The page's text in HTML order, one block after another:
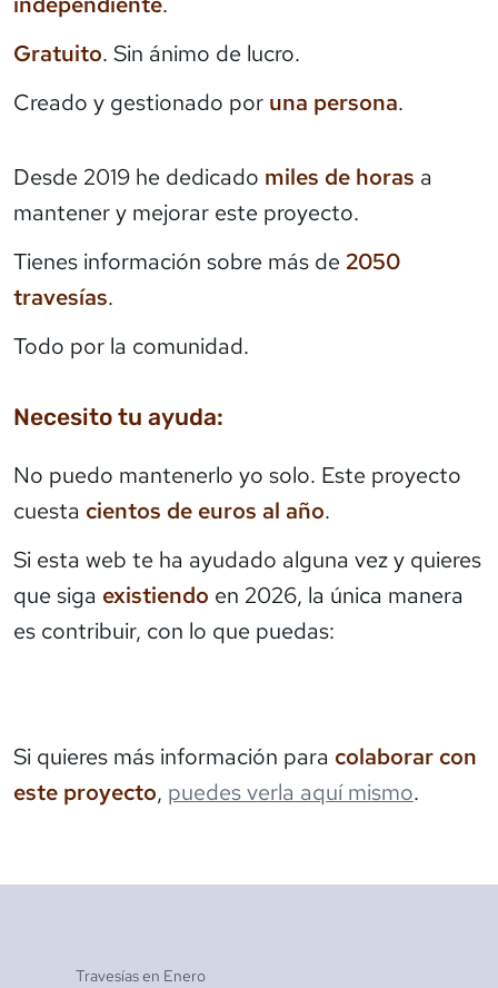
Gratuito. Sin ánimo de lucro.
Creado y gestionado por una persona.
Desde 2019 he dedicado miles de horas a
mantener y mejorar este proyecto.
Tienes información sobre más de 2050
travesías.
Todo por la comunidad.
Necesito tu ayuda:
No puedo mantenerlo yo solo. Este proyecto
cuesta cientos de euros al año.
Si esta web te ha ayudado alguna vez y quieres
que siga existiendo en 2026, la única manera
es contribuir, con lo que puedas:
Si quieres más información para colaborar con
este proyecto, puedes verla aquí mismo.
Travesías en Enero